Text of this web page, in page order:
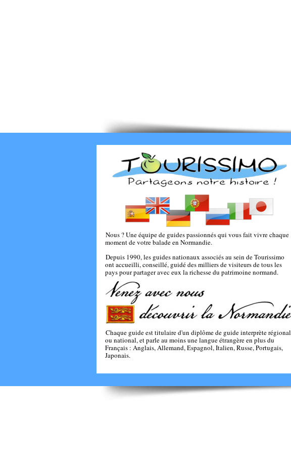
Nous ? Une équipe de guides passionnés qui vous fait vivre chaque
moment de votre balade en Normandie.
Depuis 1990, les guides nationaux associés au sein de Tourissimo
ont accueilli, conseillé, guidé des milliers de visiteurs de tous les
pays pour partager avec eux la richesse du patrimoine normand.
Chaque guide est titulaire d'un diplôme de guide interprète régional
ou national, et parle au moins une langue étrangère en plus du
Français : Anglais, Allemand, Espagnol, Italien, Russe, Portugais,
Japonais.